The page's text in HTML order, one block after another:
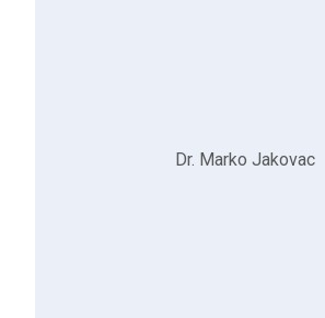
Dr. Marko Jakovac